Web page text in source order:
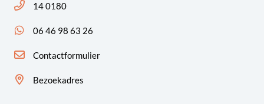
Bel ons: 14 0180
14 0180
App ons: 06 46 98 63 26 (WhatsApp)
06 46 98 63 26
Contactformulier
Bezoekadres